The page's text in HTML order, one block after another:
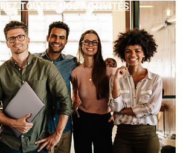
TOUTES NOS ACTIVITÉS